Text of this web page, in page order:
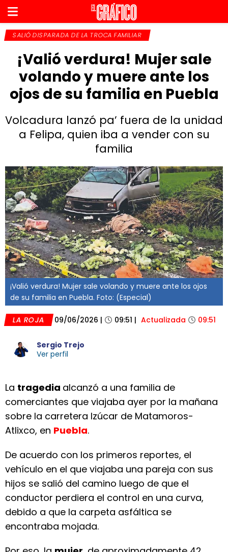
SALIÓ DISPARADA DE LA TROCA FAMILIAR
¡Valió verdura! Mujer sale
volando y muere ante los
ojos de su familia en Puebla
Volcadura lanzó pa’ fuera de la unidad
a Felipa, quien iba a vender con su
familia
¡Valió verdura! Mujer sale volando y muere ante los ojos
de su familia en Puebla. Foto: (Especial)
LA ROJA 09/06/2026 | 09:51 | Actualizada 09:51
Sergio Trejo
Ver perfil
La tragedia alcanzó a una familia de
comerciantes que viajaba ayer por la mañana
sobre la carretera Izúcar de Matamoros-
Atlixco, en Puebla.
De acuerdo con los primeros reportes, el
vehículo en el que viajaba una pareja con sus
hijos se salió del camino luego de que el
conductor perdiera el control en una curva,
debido a que la carpeta asfáltica se
encontraba mojada.